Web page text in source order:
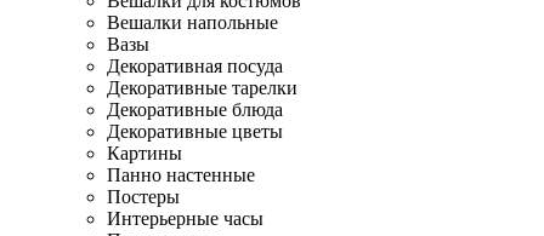
Вешалки напольные
Вазы
Декоративная посуда
Декоративные тарелки
Декоративные блюда
Декоративные цветы
Картины
Панно настенные
Постеры
Интерьерные часы